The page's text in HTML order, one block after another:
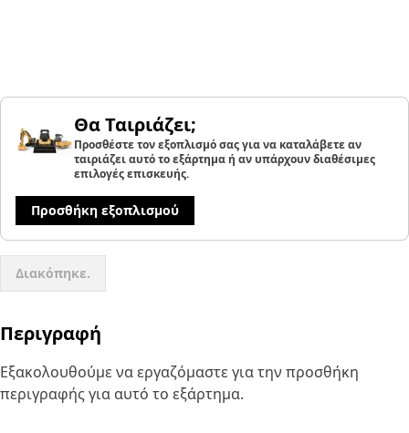
Θα Ταιριάζει;
Προσθέστε τον εξοπλισμό σας για να καταλάβετε αν
ταιριάζει αυτό το εξάρτημα ή αν υπάρχουν διαθέσιμες
επιλογές επισκευής.
Προσθήκη εξοπλισμού
Διακόπηκε.
Περιγραφή
Εξακολουθούμε να εργαζόμαστε για την προσθήκη
περιγραφής για αυτό το εξάρτημα.